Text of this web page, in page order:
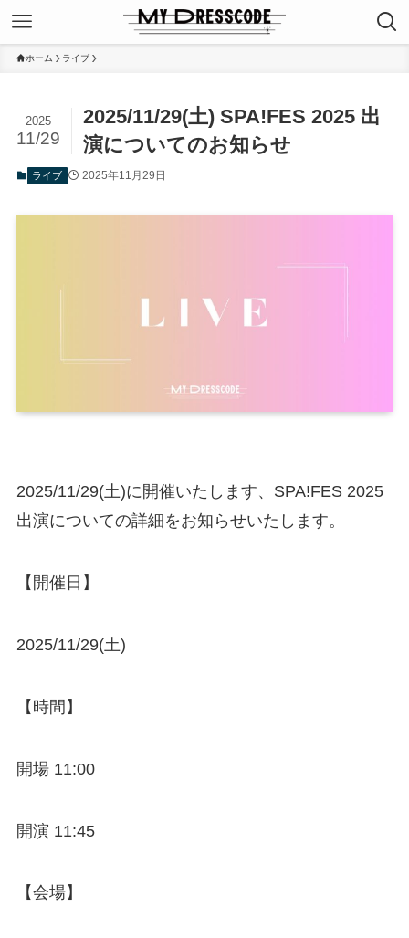
ホーム ライブ
2025/11/29(土) SPA!FES 2025 出
演についてのお知らせ
2025
11/29
ライブ 2025年11月29日
2025/11/29(土)に開催いたします、SPA!FES 2025
出演についての詳細をお知らせいたします。
【開催日】
2025/11/29(土)
【時間】
開場 11:00
開演 11:45
【会場】